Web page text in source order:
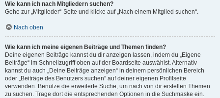
Wie kann ich nach Mitgliedern suchen?
Gehe zur „Mitglieder“-Seite und klicke auf „Nach einem Mitglied suchen“.
Nach oben
Wie kann ich meine eigenen Beiträge und Themen finden?
Deine eigenen Beiträge kannst du dir anzeigen lassen, indem du „Eigene
Beiträge“ im Schnellzugriff oben auf der Boardseite auswählst. Alternativ
kannst du auch „Deine Beiträge anzeigen“ in deinem persönlichen Bereich
oder „Beiträge des Benutzers suchen“ auf deiner eigenen Profilseite
verwenden. Benutze die erweiterte Suche, um nach von dir erstellen Themen
zu suchen. Trage dort die entsprechenden Optionen in die Suchmaske ein.